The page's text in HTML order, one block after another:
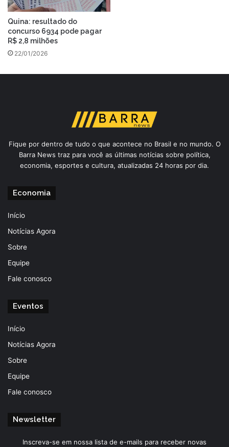
Quina: resultado do
concurso 6934 pode pagar
R$ 2,8 milhões
22/01/2026
Fique por dentro de tudo o que acontece no Brasil e no mundo. O
Barra News traz para você as últimas notícias sobre política,
economia, esportes e cultura, atualizadas 24 horas por dia.
Economia
Início
Notícias Agora
Sobre
Equipe
Fale conosco
Eventos
Início
Notícias Agora
Sobre
Equipe
Fale conosco
Newsletter
Inscreva-se em nossa lista de e-mails para receber novas